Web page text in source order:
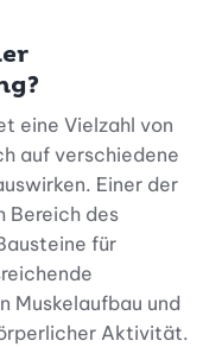
eine Vielzahl von
auf verschiedene
Einer der
Bereich des
für
Muskelaufbau und
Aktivität.